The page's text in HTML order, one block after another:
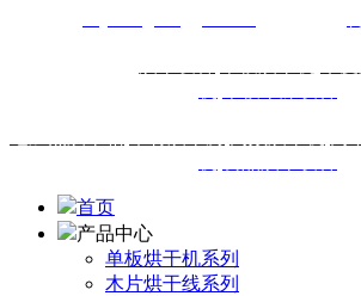
首页
产品中心
单板烘干机系列
木片烘干线系列